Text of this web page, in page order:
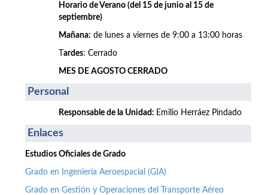
Horario de Verano (del 15 de junio al 15 de
septiembre)
Mañana: de lunes a viernes de 9:00 a 13:00 horas
ardes: Cerrado
MES DE AGOSTO CERRADO
Personal
Responsable de la Unidad: Emilio Herráez Pindado
Enlaces
Estudios Oficiales de Grado
Grado en Ingeniería Aeroespacial (GIA)
Grado en Gestión y Operaciones del Transporte Aéreo